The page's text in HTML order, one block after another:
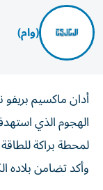
(وام)
أدان ماكسيم بريفو
الهجوم الذي
لمحطة براكة
وأكد تضامن بلاده